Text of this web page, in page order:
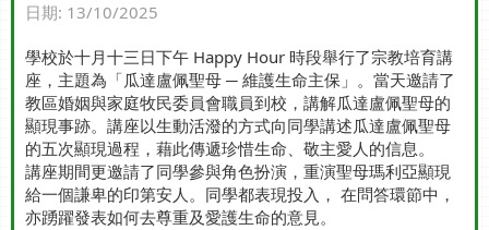
日期: 13/10/2025
學校於十月十三日下午 Happy Hour 時段舉行了宗教培育講
座，主題為「瓜達盧佩聖母 ─ 維護生命主保」。當天邀請了
教區婚姻與家庭牧民委員會職員到校，講解瓜達盧佩聖母的
顯現事跡。講座以生動活潑的方式向同學講述瓜達盧佩聖母
的五次顯現過程，藉此傳遞珍惜生命、敬主愛人的信息。
講座期間更邀請了同學參與角色扮演，重演聖母瑪利亞顯現
給一個謙卑的印第安人。同學都表現投入， 在問答環節中，
亦踴躍發表如何去尊重及愛護生命的意見。